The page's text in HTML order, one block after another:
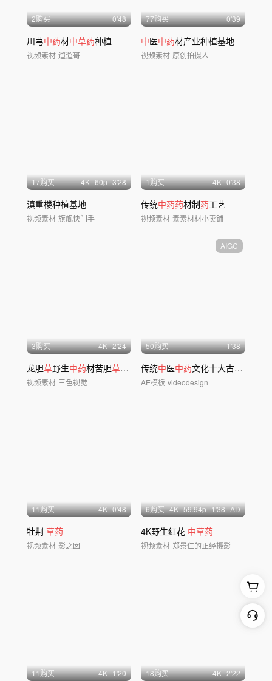
2购买 0'48
川芎中药材中草药种植
视频素材 遛遛哥
77购买 0'39
中医中药材产业种植基地
视频素材 原创拍摄人
17购买 4K 60p 3'28
滇重楼种植基地
视频素材 旗舰快门手
1购买 4K 0'38
传统中药药材制药工艺
视频素材 素素材材小卖铺
3购买 4K 2'24
龙胆草野生中药材苦胆草中药 胆草中草药
视频素材 三色视觉
AIGC
50购买 1'38
传统中医中药文化十大古代名医AE片头模版
AE模板 videodesign
11购买 4K 0'48
牡荆 草药
视频素材 影之囡
6购买 4K 59.94p 1'38 AD
4K野生红花 中草药
视频素材 郑景仁的正经摄影
11购买 4K 1'20 18购买 4K 2'22